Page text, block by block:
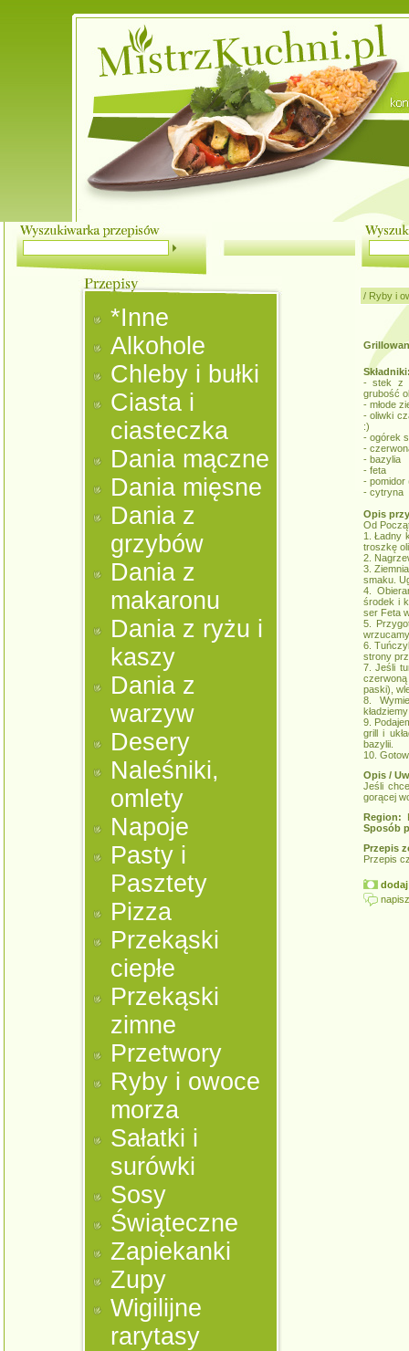
*Inne
Alkohole
Chleby i bułki
Ciasta i
ciasteczka
Dania mączne
Dania mięsne
Dania z
grzybów
Dania z
makaronu
Dania z ryżu i
kaszy
Dania z
warzyw
Desery
Naleśniki,
omlety
Napoje
Pasty i
Pasztety
Pizza
Przekąski
ciepłe
Przekąski
zimne
Przetwory
Ryby i owoce
morza
Sałatki i
surówki
Sosy
Świąteczne
Zapiekanki
Zupy
Wigilijne
rarytasy
/ Ryby i
- stek z
grubość
- młode
- oliwki
:)
- ogórek
-
- bazylia
- feta
- pomidor
- cytryna
Opis
Od
1. Ładny
troszkę
2.
3.
smaku.
4.
środek i
ser Feta
5.
6.
strony
7. Jeśli
paski),
8.
9.
grill i
bazylii.
10.
Opis /
Jeśli
gorącej
Region:
Sposób
Przepis
Przepis